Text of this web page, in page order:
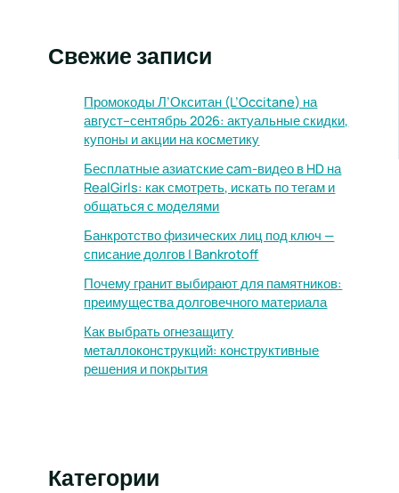
Свежие записи
Промокоды Л’Окситан (L’Occitane) на
август–сентябрь 2026: актуальные скидки,
купоны и акции на косметику
Бесплатные азиатские cam-видео в HD на
RealGirls: как смотреть, искать по тегам и
общаться с моделями
Банкротство физических лиц под ключ —
списание долгов | Bankrotoff
Почему гранит выбирают для памятников:
преимущества долговечного материала
Как выбрать огнезащиту
металлоконструкций: конструктивные
решения и покрытия
Категории